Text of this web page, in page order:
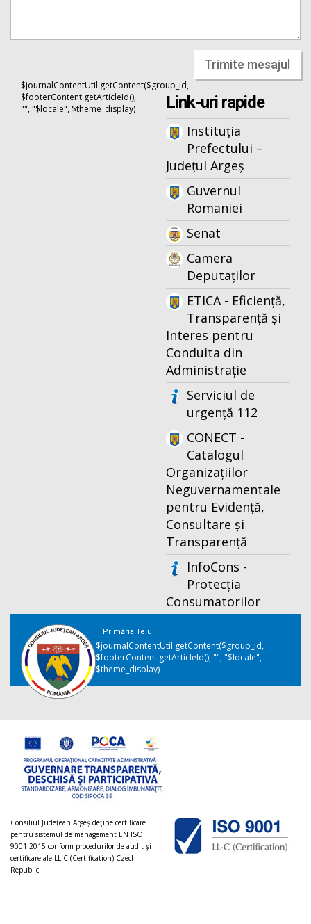
Trimite mesajul
$journalContentUtil.getContent($group_id,
$footerContent.getArticleId(),
"", "$locale", $theme_display)
Link-uri rapide
Instituția
Prefectului –
Județul Argeș
Guvernul
Romaniei
Senat
Camera
Deputaților
ETICA - Eficiență,
Transparență și
Interes pentru
Conduita din
Administrație
Serviciul de
urgență 112
CONECT -
Catalogul
Organizațiilor
Neguvernamentale
pentru Evidență,
Consultare și
Transparență
InfoCons -
Protecția
Consumatorilor
Primăria Teiu
$journalContentUtil.getContent($group_id,
$footerContent.getArticleId(), "", "$locale",
$theme_display)
Consiliul Judeţean Argeș deţine certificare
pentru sistemul de management EN ISO
9001:2015 conform procedurilor de audit şi
certificare ale LL-C (Certification) Czech
Republic